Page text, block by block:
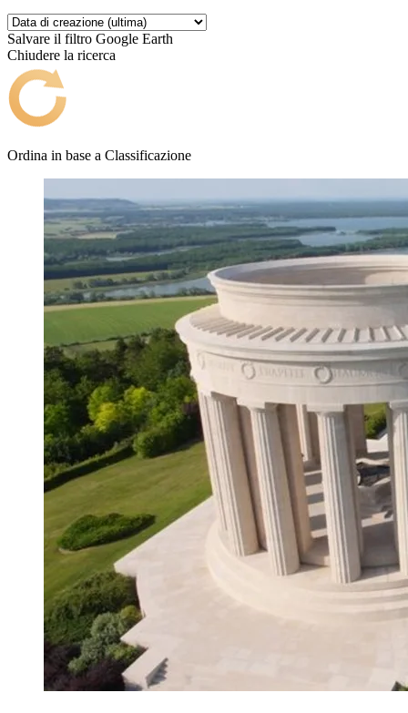
Salvare il filtro Google Earth
Chiudere la ricerca
Ordina in base a Classificazione